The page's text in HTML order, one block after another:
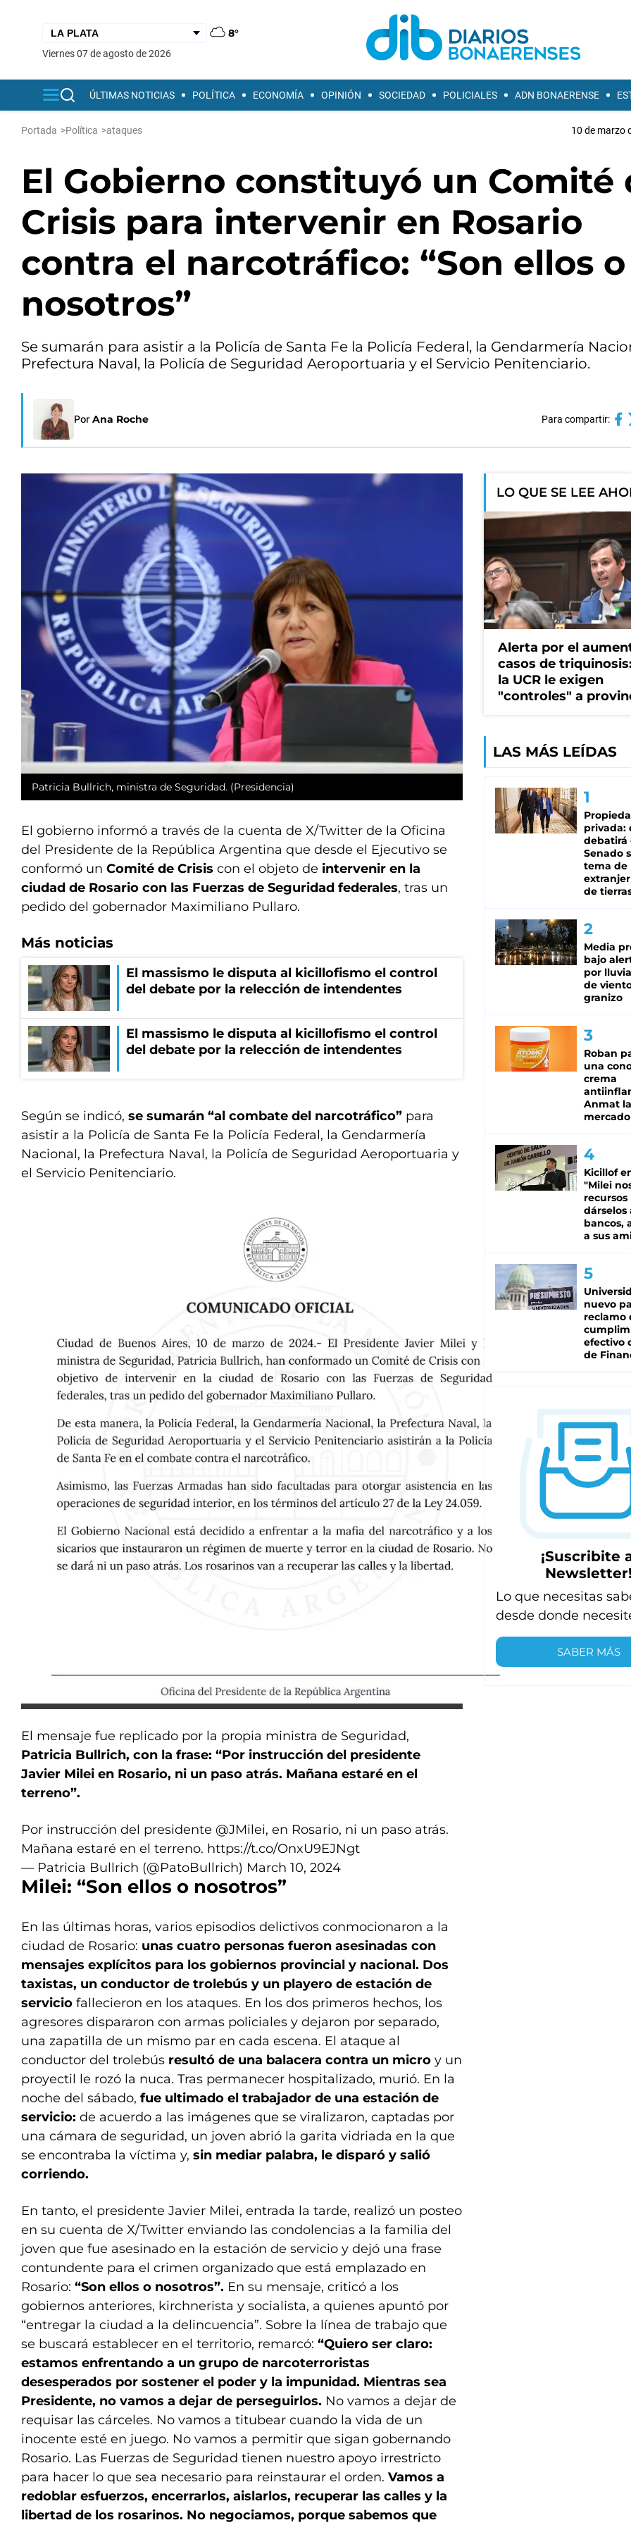
8°
viernes 07 de agosto de 2026
ÚLTIMAS NOTICIAS POLÍTICA ECONOMÍA OPINIÓN SOCIEDAD POLICIALES ADN BONAERENSE
Portada >Política >ataques 10 de marzo
El Gobierno constituyó un Comité
Crisis para intervenir en Rosario
contra el narcotráfico: “Son ellos o
nosotros”
Se sumarán para asistir a la Policía de Santa Fe la Policía Federal, la Gendarmería
Prefectura Naval, la Policía de Seguridad Aeroportuaria y el Servicio Penitenciario.
Por Ana Roche Para compartir:
Patricia Bullrich, ministra de Seguridad. (Presidencia)
El gobierno informó a través de la cuenta de X/Twitter de la Oficina
del Presidente de la República Argentina que desde el Ejecutivo se
conformó un Comité de Crisis con el objeto de intervenir en la
ciudad de Rosario con las Fuerzas de Seguridad federales, tras un
pedido del gobernador Maximiliano Pullaro.
Más noticias
El massismo le disputa al kicillofismo el control
del debate por la relección de intendentes
El massismo le disputa al kicillofismo el control
del debate por la relección de intendentes
Según se indicó, se sumarán “al combate del narcotráfico” para
asistir a la Policía de Santa Fe la Policía Federal, la Gendarmería
Nacional, la Prefectura Naval, la Policía de Seguridad Aeroportuaria y
el Servicio Penitenciario.
El mensaje fue replicado por la propia ministra de Seguridad,
Patricia Bullrich, con la frase: “Por instrucción del presidente
Javier Milei en Rosario, ni un paso atrás. Mañana estaré en el
terreno”.
Por instrucción del presidente @JMilei, en Rosario, ni un paso atrás.
Mañana estaré en el terreno. https://t.co/OnxU9EJNgt
— Patricia Bullrich (@PatoBullrich) March 10, 2024
Milei: “Son ellos o nosotros”
En las últimas horas, varios episodios delictivos conmocionaron a la
ciudad de Rosario: unas cuatro personas fueron asesinadas con
mensajes explícitos para los gobiernos provincial y nacional. Dos
taxistas, un conductor de trolebús y un playero de estación de
servicio fallecieron en los ataques. En los dos primeros hechos, los
agresores dispararon con armas policiales y dejaron por separado,
una zapatilla de un mismo par en cada escena. El ataque al
conductor del trolebús resultó de una balacera contra un micro y un
proyectil le rozó la nuca. Tras permanecer hospitalizado, murió. En la
noche del sábado, fue ultimado el trabajador de una estación de
servicio: de acuerdo a las imágenes que se viralizaron, captadas por
una cámara de seguridad, un joven abrió la garita vidriada en la que
se encontraba la víctima y, sin mediar palabra, le disparó y salió
corriendo.
En tanto, el presidente Javier Milei, entrada la tarde, realizó un posteo
en su cuenta de X/Twitter enviando las condolencias a la familia del
joven que fue asesinado en la estación de servicio y dejó una frase
contundente para el crimen organizado que está emplazado en
Rosario: “Son ellos o nosotros”. En su mensaje, criticó a los
gobiernos anteriores, kirchnerista y socialista, a quienes apuntó por
“entregar la ciudad a la delincuencia”. Sobre la línea de trabajo que
se buscará establecer en el territorio, remarcó: “Quiero ser claro:
estamos enfrentando a un grupo de narcoterroristas
desesperados por sostener el poder y la impunidad. Mientras sea
Presidente, no vamos a dejar de perseguirlos. No vamos a dejar de
requisar las cárceles. No vamos a titubear cuando la vida de un
inocente esté en juego. No vamos a permitir que sigan gobernando
Rosario. Las Fuerzas de Seguridad tienen nuestro apoyo irrestricto
para hacer lo que sea necesario para reinstaurar el orden. Vamos a
redoblar esfuerzos, encerrarlos, aislarlos, recuperar las calles y la
libertad de los rosarinos. No negociamos, porque sabemos que
LO QUE SE LEE
Alerta por el
casos de
la UCR le exigen
"controles" a
LAS MÁS LEÍDAS
privada:
debatirá
Senado
tema de
de
Media
bajo
por
de
granizo
Roban
una
crema
Anmat
mercado
Kicillof
"Milei
recursos
dárselos
bancos,
a sus
nuevo
reclamo
efectivo
de
¡Suscribite
Newsletter!
Lo que necesitas
desde donde
SABER MÁS